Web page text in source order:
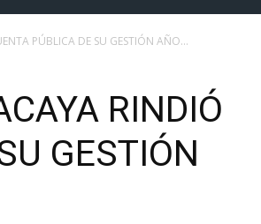
PÚBLICA DE SU GESTIÓN AÑO...
RINDIÓ
GESTIÓN